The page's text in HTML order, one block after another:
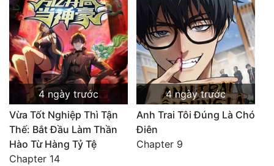
4 ngày trước
Vừa Tốt Nghiệp Thì Tận
Thế: Bắt Đầu Làm Thần
Hào Từ Hàng Tỷ Tệ
Chapter 14
4 ngày trước
Anh Trai Tôi Đúng Là Chó
Điên
Chapter 9